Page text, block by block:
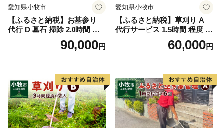
愛知県小牧市
【ふるさと納税】お墓参り
代行 D 墓石 掃除 2.0時間 程
度 × 2回 お参り 献花 献香 雑
草 除去 処分 草抜き 清掃 お
洋型墓石 デザイン墓石 愛知
県 小牧市
90,000円
愛知県小牧市
【ふるさと納税】草刈り A
代行サービス 1.5時間 程度 2
人作業 伐採 低草木 剪定 ゴミ
拾い 清掃 雑草 除去 除草 作
き小牧味岡店 愛知県 小牧市
60,000円